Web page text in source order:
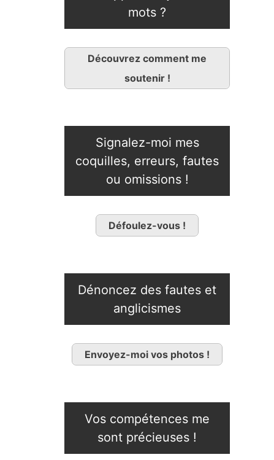
mots ?
Découvrez comment me
soutenir !
Signalez-moi mes
coquilles, erreurs, fautes
ou omissions !
Défoulez-vous !
Dénoncez des fautes et
anglicismes
Envoyez-moi vos photos !
Vos compétences me
sont précieuses !